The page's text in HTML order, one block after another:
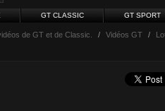
GT CLASSIC GT SPORT
de GT et de Classic. / Vidéos GT /